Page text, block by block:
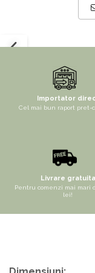
Importator
Cel mai bun raport pret-
Livrare gratuita
Pentru comenzi mai mari
lei!